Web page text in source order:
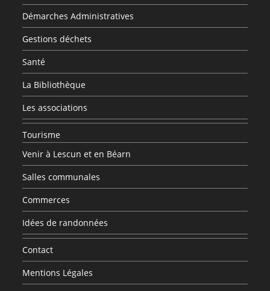
Démarches Administratives
Gestions déchets
Santé
La Bibliothèque
Les associations
Tourisme
Venir à Lescun et en Béarn
Salles communales
Commerces
Idées de randonnées
Contact
Mentions Légales